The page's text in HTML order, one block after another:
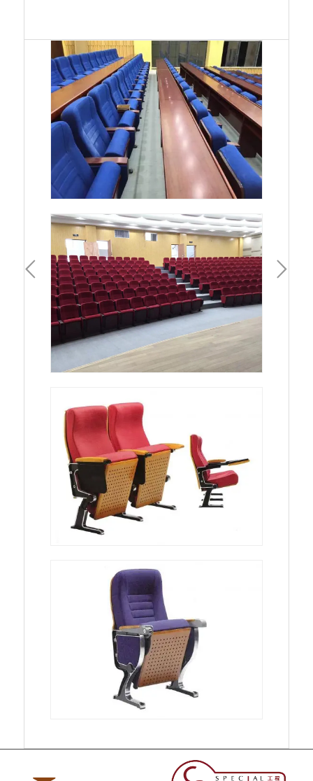
下一頁